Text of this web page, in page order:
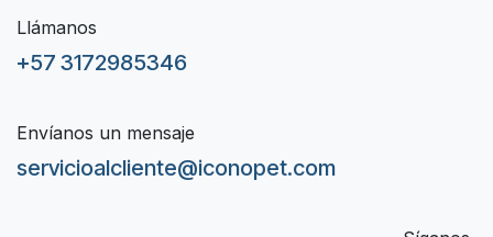
Llámanos
+57 3172985346
Envíanos un mensaje
servicioalcliente@iconopet.com